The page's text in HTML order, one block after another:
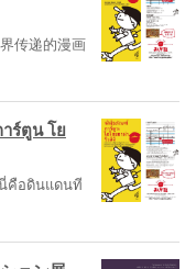
传递的漫画
าร์ตูน โย
คือดินแดนที